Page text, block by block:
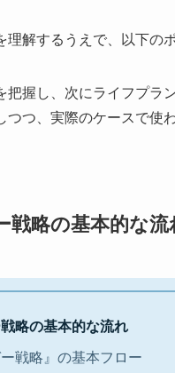
理解するうえで、以下の
把握し、次にライフプラ
つつ、実際のケースで使
戦略の基本的な流
略の基本的な流れ
戦略』の基本フロー